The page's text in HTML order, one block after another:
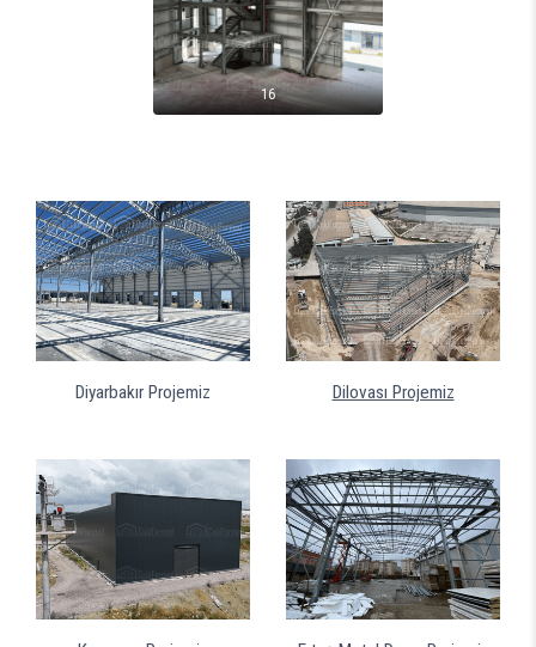
16
Diyarbakır Projemiz Dilovası Projemiz